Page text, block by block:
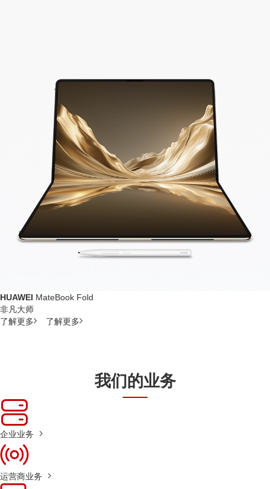
HUAWEI MateBook Fold
非凡大师
了解更多
了解更多
我们的业务
企业业务
运营商业务